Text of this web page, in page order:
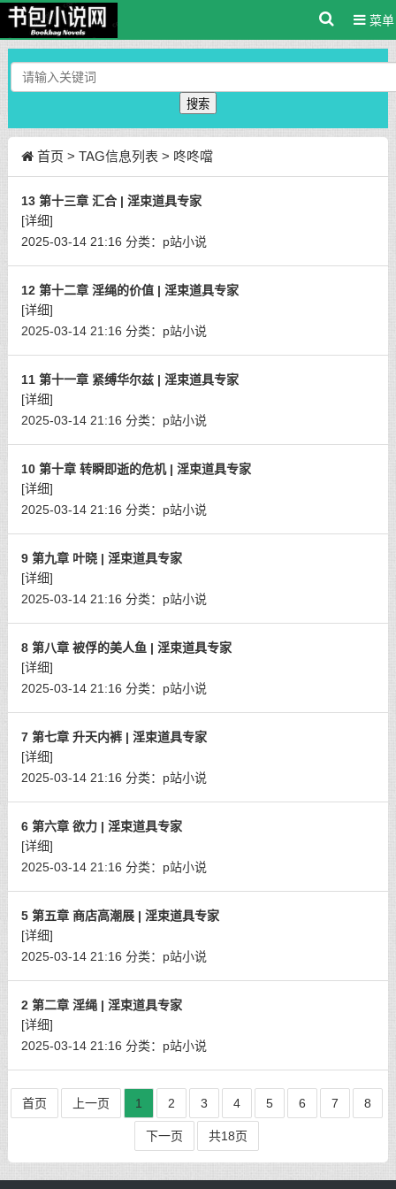
菜单
搜索
首页 > TAG信息列表 > 咚咚噹
13 第十三章 汇合 | 淫束道具专家
[详细]
2025-03-14 21:16 分类： p站小说
12 第十二章 淫绳的价值 | 淫束道具专家
[详细]
2025-03-14 21:16 分类： p站小说
11 第十一章 紧缚华尔兹 | 淫束道具专家
[详细]
2025-03-14 21:16 分类： p站小说
10 第十章 转瞬即逝的危机 | 淫束道具专家
[详细]
2025-03-14 21:16 分类： p站小说
9 第九章 叶晓 | 淫束道具专家
[详细]
2025-03-14 21:16 分类： p站小说
8 第八章 被俘的美人鱼 | 淫束道具专家
[详细]
2025-03-14 21:16 分类： p站小说
7 第七章 升天内裤 | 淫束道具专家
[详细]
2025-03-14 21:16 分类： p站小说
6 第六章 欲力 | 淫束道具专家
[详细]
2025-03-14 21:16 分类： p站小说
5 第五章 商店高潮展 | 淫束道具专家
[详细]
2025-03-14 21:16 分类： p站小说
2 第二章 淫绳 | 淫束道具专家
[详细]
2025-03-14 21:16 分类： p站小说
首页 上一页 1 2 3 4 5 6 7 8
下一页 共18页